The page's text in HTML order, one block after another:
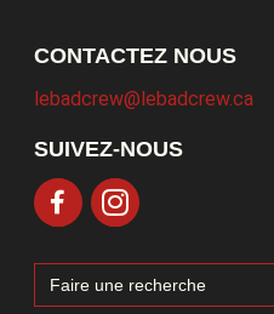
CONTACTEZ NOUS
lebadcrew@lebadcrew.ca
SUIVEZ-NOUS
Search
for: